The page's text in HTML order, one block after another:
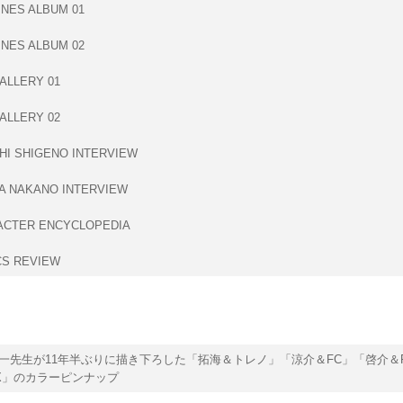
ALBUM 01
ALBUM 02
01
02
SHIGENO INTERVIEW
NAKANO INTERVIEW
ENCYCLOPEDIA
REVIEW
先生が11年半ぶりに描き下ろした「拓海＆トレノ」「涼介＆FC」「啓介＆
のカラーピンナップ